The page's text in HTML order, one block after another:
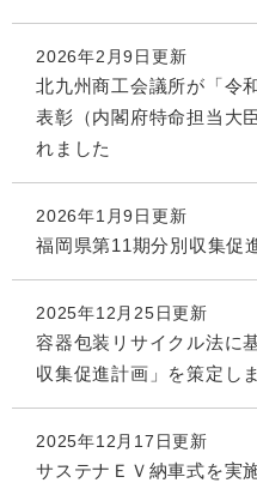
2026年2月9日更新
北九州商工会議所が「令
表彰（内閣府特命担当大
れました
2026年1月9日更新
福岡県第11期分別収集促
2025年12月25日更新
容器包装リサイクル法に
収集促進計画」を策定し
2025年12月17日更新
サステナＥＶ納車式を実